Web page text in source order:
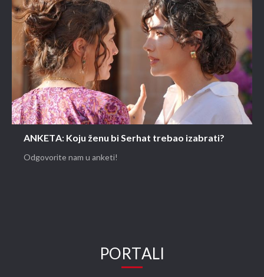
ANKETA: Koju ženu bi Serhat trebao izabrati?
Odgovorite nam u anketi!
PORTALI